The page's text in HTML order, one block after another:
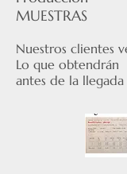
MUESTRAS
Nuestros clientes
Lo que obtendrán
antes de la